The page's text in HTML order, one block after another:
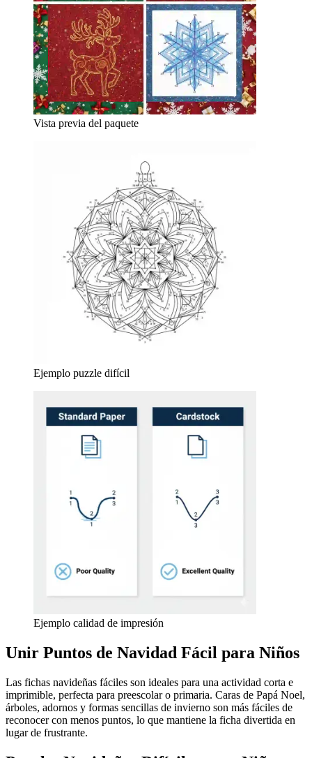
Vista previa del paquete
Ejemplo puzzle difícil
Ejemplo calidad de impresión
Unir Puntos de Navidad Fácil para Niños
Las fichas navideñas fáciles son ideales para una actividad corta e
imprimible, perfecta para preescolar o primaria. Caras de Papá Noel,
árboles, adornos y formas sencillas de invierno son más fáciles de
reconocer con menos puntos, lo que mantiene la ficha divertida en
lugar de frustrante.